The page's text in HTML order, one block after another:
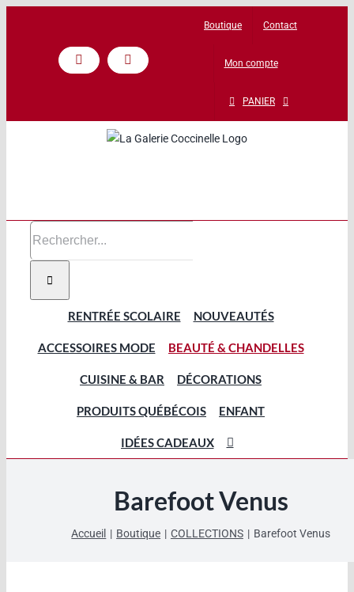
FacebookInstagram
Boutique Contact
Mon compte
PANIER
RENTRÉE SCOLAIRE NOUVEAUTÉS
ACCESSOIRES MODE BEAUTÉ & CHANDELLES
CUISINE & BAR DÉCORATIONS
PRODUITS QUÉBÉCOIS ENFANT
IDÉES CADEAUX
Barefoot Venus
Accueil Boutique COLLECTIONS Barefoot Venus